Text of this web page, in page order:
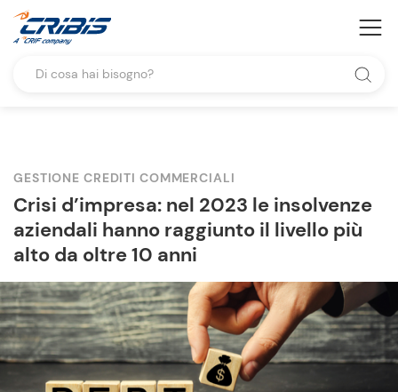
GESTIONE CREDITI COMMERCIALI
Crisi d’impresa: nel 2023 le insolvenze
aziendali hanno raggiunto il livello più
alto da oltre 10 anni